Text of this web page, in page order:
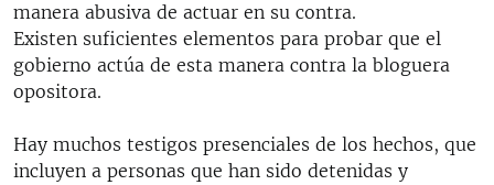
manera abusiva de actuar en su contra.
Existen suficientes elementos para probar que el
gobierno actúa de esta manera contra la bloguera
opositora.
Hay muchos testigos presenciales de los hechos, que
incluyen a personas que han sido detenidas y